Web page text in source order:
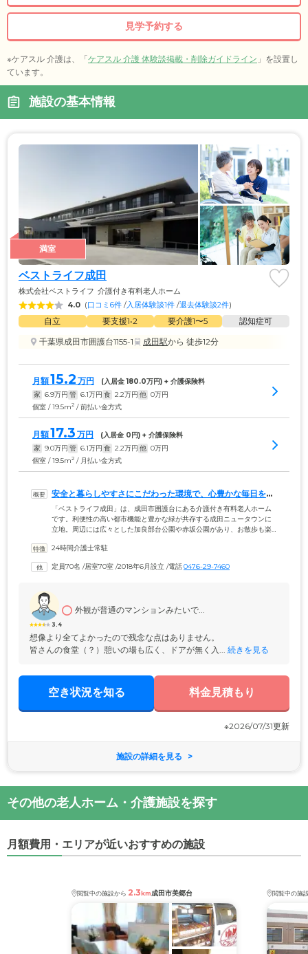
見学予約する
※ケアスル 介護は、「ケアスル 介護 体験談掲載・削除ガイドライン 」を設置し
ています。
施設の基本情報
満室
ベストライフ成田
株式会社ベストライフ 介護付き有料老人ホーム
4.0 (口コミ6件 /入居体験談1件 /退去体験談2件)
自立 要支援1•2 要介護1〜5
認知症可
千葉県成田市囲護台1155-1
成田駅から 徒歩12分
月額15.2 万円 (入居金 180.0万円) + 介護保険料
家 6.9万円 管 6.1万円 食 2.2万円 他 0万円
個室 / 19.5m2 / 前払い金方式
月額17.3 万円 (入居金 0円) + 介護保険料
家 9.0万円 管 6.1万円 食 2.2万円 他 0万円
個室 / 19.5m2 / 月払い金方式
安全と暮らしやすさにこだわった環境で、心豊かな毎日をお
楽しみください
「ベストライフ成田」は、成田市囲護台にある介護付き有料老人ホーム
です。利便性の高い都市機能と豊かな緑が共存する成田ニュータウンに
立地。周辺には広々とした加良部台公園や赤坂公園があり、お散歩も楽
たバリアフリー設計を採用。開放的なダイニングやエントランス、自分
スペースなど、共用設備も充実しています。気の赴くままお好きな場所
24時間介護士常駐
定員70名 /居室70室 /2018年6月設立 /電話0476-29-7460
3.4
外観が普通のマンションみたいで...
想像より全てよかったので残念な点はありません。
皆さんの食堂（？）憩いの場も広く、ドアが無く入... 続きを見る
空き状況を知る 料金見積もり
※2026/07/31更新
施設の詳細を見る
その他の老人ホーム・介護施設を探す
月額費用・エリアが近いおすすめの施設
閲覧中の施設から 2.3km成田市美郷台 閲覧中の施